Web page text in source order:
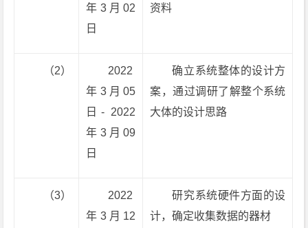
年3月02
日
资料
（2）
2022
年3月05
日- 2022
年3月09
日
确立系统整体的设计方
案，通过调研了解整个系统
大体的设计思路
（3）
2022
年3月12
研究系统硬件方面的设
计，确定收集数据的器材